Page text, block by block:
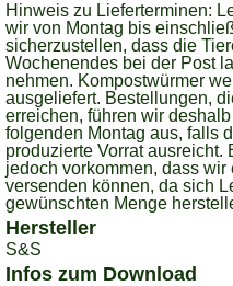
Hinweis zu Lieferterminen:
wir von Montag bis
sicherzustellen, dass die
Wochenendes bei der Post
nehmen. Kompostwürmer
ausgeliefert. Bestellungen,
erreichen, führen wir
folgenden Montag aus, falls
produzierte Vorrat
jedoch vorkommen, dass
versenden können, da sich
gewünschten Menge
Hersteller
S&S
Infos zum Download